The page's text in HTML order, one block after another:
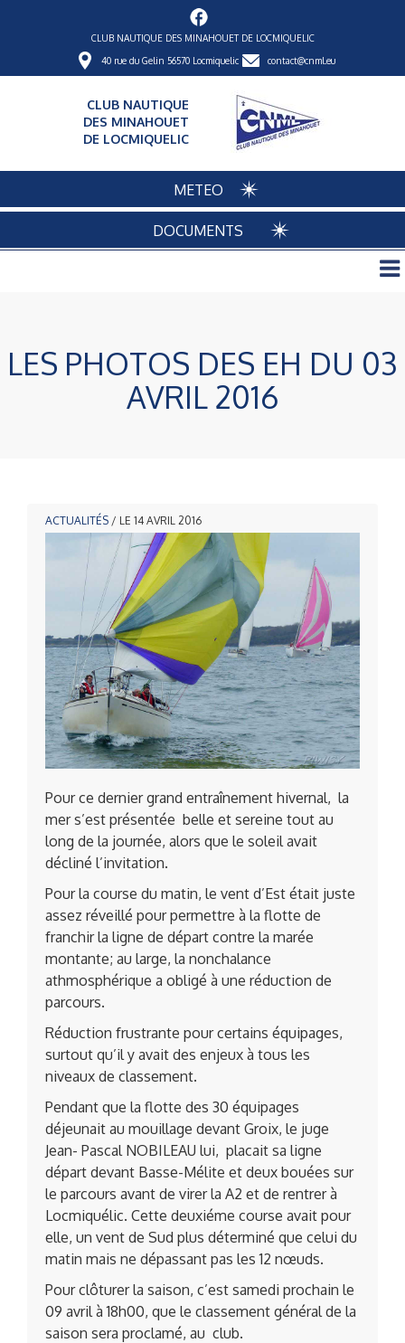
CLUB NAUTIQUE DES MINAHOUET DE LOCMIQUELIC
40 rue du Gelin 56570 Locmiquelic contact@cnml.eu
CLUB NAUTIQUE
DES MINAHOUET
DE LOCMIQUELIC
METEO
DOCUMENTS
LES PHOTOS DES EH DU 03
AVRIL 2016
ACTUALITÉS / LE 14 AVRIL 2016
Pour ce dernier grand entraînement hivernal, la
mer s’est présentée belle et sereine tout au
long de la journée, alors que le soleil avait
décliné l’invitation.
Pour la course du matin, le vent d’Est était juste
assez réveillé pour permettre à la flotte de
franchir la ligne de départ contre la marée
montante; au large, la nonchalance
athmosphérique a obligé à une réduction de
parcours.
Réduction frustrante pour certains équipages,
surtout qu’il y avait des enjeux à tous les
niveaux de classement.
Pendant que la flotte des 30 équipages
déjeunait au mouillage devant Groix, le juge
Jean- Pascal NOBILEAU lui, placait sa ligne
départ devant Basse-Mélite et deux bouées sur
le parcours avant de virer la A2 et de rentrer à
Locmiquélic. Cette deuxiéme course avait pour
elle, un vent de Sud plus déterminé que celui du
matin mais ne dépassant pas les 12 nœuds.
Pour clôturer la saison, c’est samedi prochain le
09 avril à 18h00, que le classement général de la
saison sera proclamé, au club.